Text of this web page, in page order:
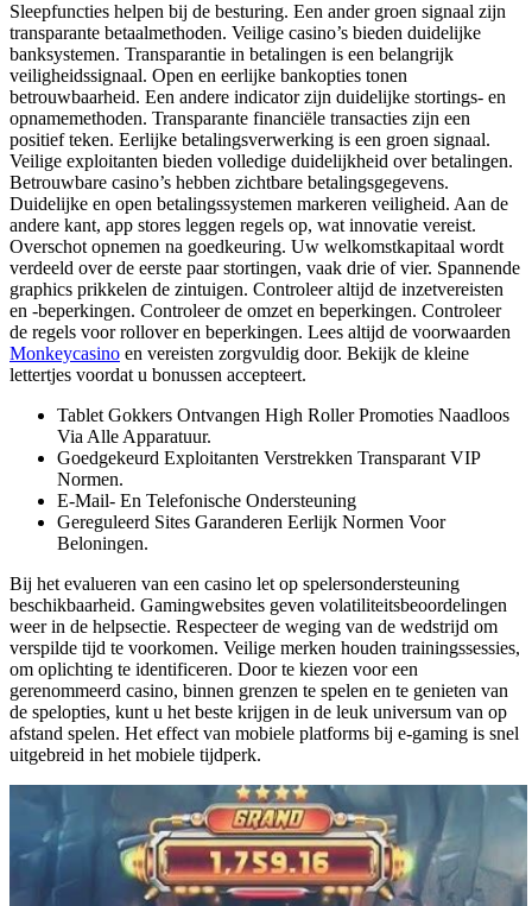
Sleepfuncties helpen bij de besturing. Een ander groen signaal zijn
transparante betaalmethoden. Veilige casino’s bieden duidelijke
banksystemen. Transparantie in betalingen is een belangrijk
veiligheidssignaal. Open en eerlijke bankopties tonen
betrouwbaarheid. Een andere indicator zijn duidelijke stortings- en
opnamemethoden. Transparante financiële transacties zijn een
positief teken. Eerlijke betalingsverwerking is een groen signaal.
Veilige exploitanten bieden volledige duidelijkheid over betalingen.
Betrouwbare casino’s hebben zichtbare betalingsgegevens.
Duidelijke en open betalingssystemen markeren veiligheid. Aan de
andere kant, app stores leggen regels op, wat innovatie vereist.
Overschot opnemen na goedkeuring. Uw welkomstkapitaal wordt
verdeeld over de eerste paar stortingen, vaak drie of vier. Spannende
graphics prikkelen de zintuigen. Controleer altijd de inzetvereisten
en -beperkingen. Controleer de omzet en beperkingen. Controleer
de regels voor rollover en beperkingen. Lees altijd de voorwaarden
Monkeycasino en vereisten zorgvuldig door. Bekijk de kleine
lettertjes voordat u bonussen accepteert.
Tablet Gokkers Ontvangen High Roller Promoties Naadloos
Via Alle Apparatuur.
Goedgekeurd Exploitanten Verstrekken Transparant VIP
Normen.
E-Mail- En Telefonische Ondersteuning
Gereguleerd Sites Garanderen Eerlijk Normen Voor
Beloningen.
Bij het evalueren van een casino let op spelersondersteuning
beschikbaarheid. Gamingwebsites geven volatiliteitsbeoordelingen
weer in de helpsectie. Respecteer de weging van de wedstrijd om
verspilde tijd te voorkomen. Veilige merken houden trainingssessies,
om oplichting te identificeren. Door te kiezen voor een
gerenommeerd casino, binnen grenzen te spelen en te genieten van
de spelopties, kunt u het beste krijgen in de leuk universum van op
afstand spelen. Het effect van mobiele platforms bij e-gaming is snel
uitgebreid in het mobiele tijdperk.